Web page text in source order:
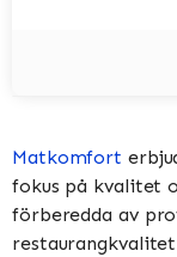
Matkomfort
fokus på kvalitet
förberedda av